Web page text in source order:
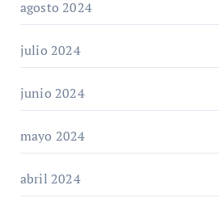
agosto 2024
julio 2024
junio 2024
mayo 2024
abril 2024